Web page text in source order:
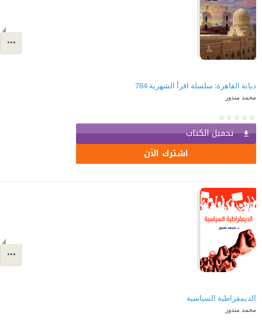
ديانة القاهرة: سلسلة اقرأ الشهرية 784
محمد مندور
تحميل الكتاب
اشترك الآن
الديمقراطية السياسية
محمد مندور